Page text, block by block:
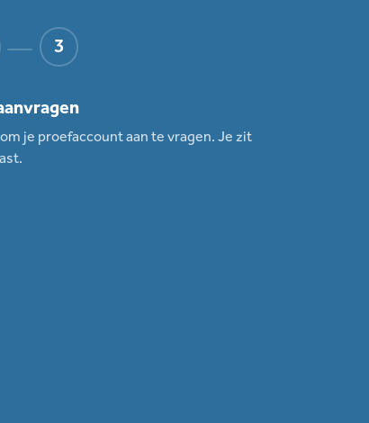
3
je proefaccount aan te vragen. Je zit